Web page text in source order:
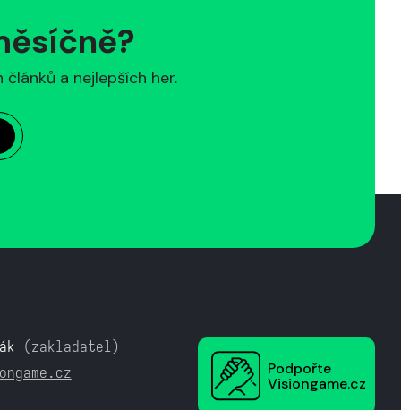
a nejlepších her.
(zakladatel)
Podpořte
Visiongame.cz